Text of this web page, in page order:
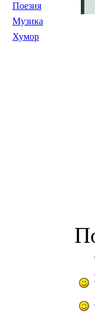
Поезия
Музика
Хумор